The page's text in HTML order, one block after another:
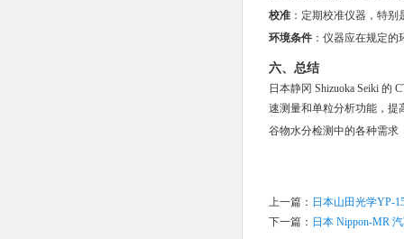
校准：定期校准仪器，特别
环境条件：仪器应在规定的
六、总结
日本静冈 Shizuoka Seiki 的
速测量和单粒分析功能，提
谷物水分检测中的各种需求
上一篇： 日本山田光学YP-
下一篇： 日本 Nippon-MR